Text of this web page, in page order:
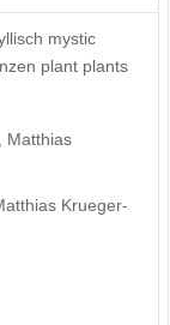
mystic
plant plants
Matthias
Krueger-